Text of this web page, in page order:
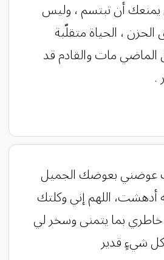
أن تبتسم ، وليس
، الحياة متقلّبة
الماضي مات والقادم قد
.
عوضني بعوضك الجميل
أدهشت، اللهم إني وكلتك
بما يتمنى وسخر لي
شيءٍ قدير